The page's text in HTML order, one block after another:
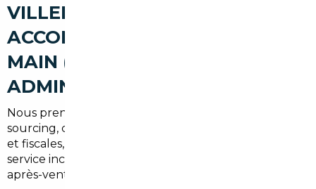
VILLEPREUX : UN
ACCOMPAGNEMENT CLÉ EN
MAIN (RECHERCHE,
ADMINISTRATIF, LIVRAISON)
Nous prenons en charge l'intégralité du parcours :
sourcing, contrôle technique, formalités douanières
et fiscales, transport et livraison à Villepreux. Le
service inclut des états des lieux détaillés et un suivi
après-vente pour sécuriser votre investissement.